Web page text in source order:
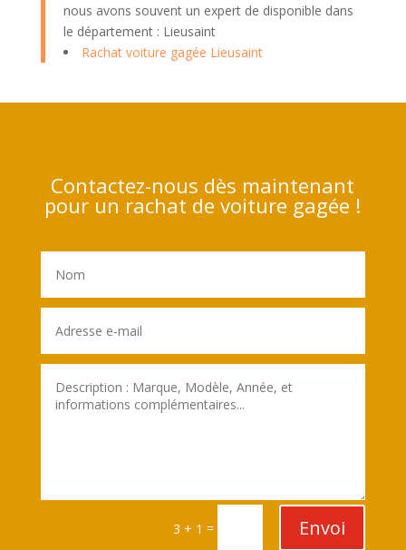
nous avons souvent un expert de disponible dans
le département : Lieusaint
Rachat voiture gagée Lieusaint
Contactez-nous dès maintenant
pour un rachat de voiture gagée !
3 + 1 = Envoi